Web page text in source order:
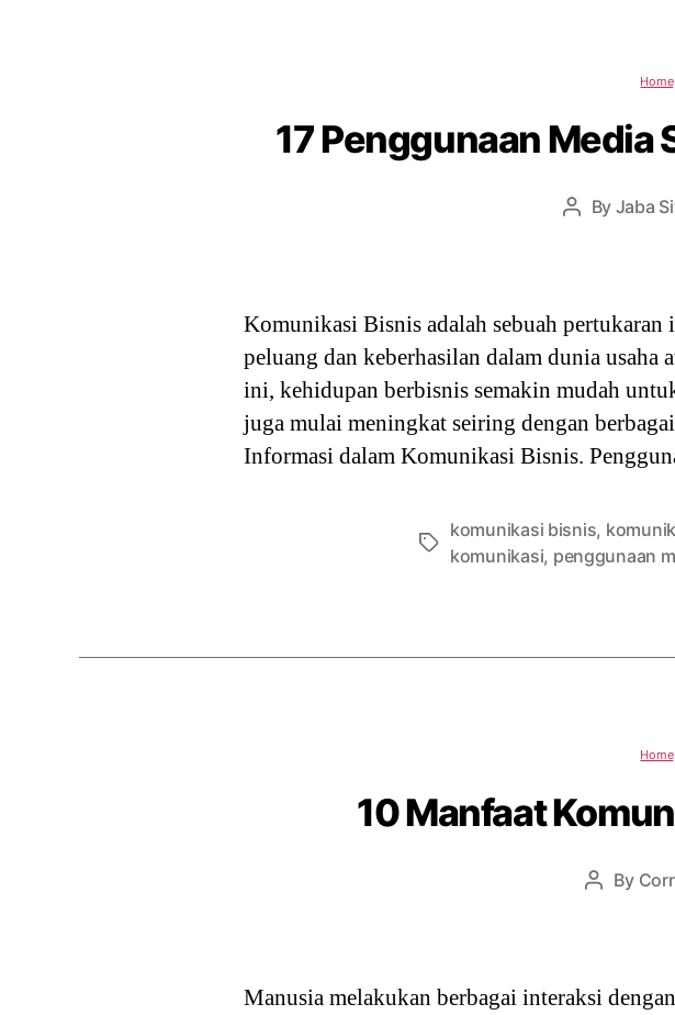
Home
17 Penggunaan Media
Post
By Jaba
Komunikasi Bisnis adalah sebuah
peluang dan keberhasilan dalam dunia
ini, kehidupan berbisnis semakin mudah
juga mulai meningkat seiring dengan
Informasi dalam Komunikasi Bisnis.
Tags
komunikasi bisnis,
komunikasi, penggunaan
Home
10 Manfaat
Post
By
Manusia melakukan berbagai interaksi